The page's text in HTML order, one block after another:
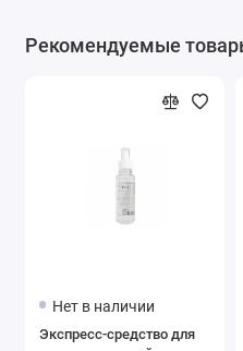
Рекомендуемые
Нет в наличии
Экспресс-средство для